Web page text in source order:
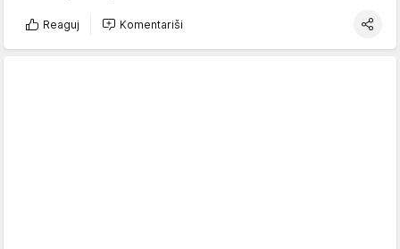
Reaguj Komentariši